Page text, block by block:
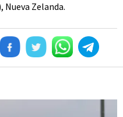
Zelanda.